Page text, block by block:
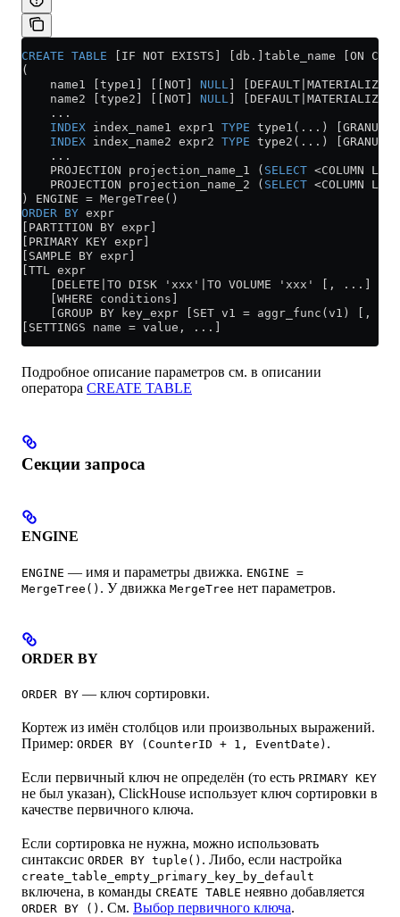
CREATE TABLE [IF NOT EXISTS] [db.]table_name [ON
(
    name1 [type1] [[NOT]
NULL ]
    name2 [type2] [[NOT]
NULL ]
    ...
    INDEX
index_name1 expr1 TYPE type1(...)
    INDEX
index_name2 expr2 TYPE type2(...)
    ...
    PROJECTION projection_name_1 (
SELECT <COLUMN
    PROJECTION projection_name_2 (
SELECT <COLUMN
) ENGINE = MergeTree()
ORDER BY expr
[PARTITION BY expr]
[PRIMARY KEY expr]
[SAMPLE BY expr]
[TTL expr
    [DELETE|TO DISK 'xxx'|TO VOLUME 'xxx' [, ...] ]
    [WHERE conditions]
[GROUP BY key_expr [SET v1 = aggr_func(v1) [, v2
[SETTINGS name = value, ...]
Подробное описание параметров см. в описании
оператора CREATE TABLE
Секции запроса
ENGINE
ENGINE — имя и параметры движка. ENGINE =
MergeTree() . У движка MergeTree нет параметров.
ORDER BY
ORDER BY — ключ сортировки.
Кортеж из имён столбцов или произвольных выражений.
Пример: ORDER BY (CounterID + 1, EventDate) .
Если первичный ключ не определён (то есть PRIMARY KEY
не был указан), ClickHouse использует ключ сортировки в
качестве первичного ключа.
Если сортировка не нужна, можно использовать
синтаксис ORDER BY tuple() . Либо, если настройка
create_table_empty_primary_key_by_default
включена, в команды CREATE TABLE неявно добавляется
ORDER BY () . См. Выбор первичного ключа.